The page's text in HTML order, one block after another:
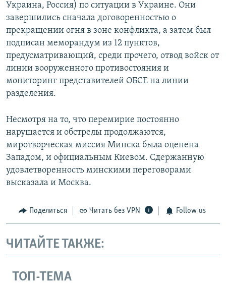
Украина, Россия) по ситуации в Украине. Они
завершились сначала договоренностью о
прекращении огня в зоне конфликта, а затем был
подписан меморандум из 12 пунктов,
предусматривающий, среди прочего, отвод войск от
линии вооруженного противостояния и
мониторинг представителей ОБСЕ на линии
разделения.
Несмотря на то, что перемирие постоянно
нарушается и обстрелы продолжаются,
миротворческая миссия Минска была оценена
Западом, и официальным Киевом. Сдержанную
удовлетворенность минскими переговорами
высказала и Москва.
Поделиться Читать без VPN Follow us
ЧИТАЙТЕ ТАКЖЕ:
ТОП-ТЕМА